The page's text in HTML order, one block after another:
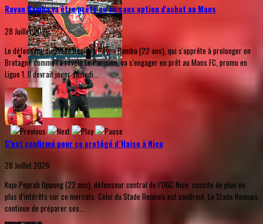
Rayan Bamba va être prêté un an sans option d'achat au Mans
28 Juillet 2026
Le défenseur du Stade Rennais Rayan Bamba (22 ans), qui s'apprête à prolonger en
Bretagne comme l'a révélé Le Parisien, va s'engager en prêt au Mans FC, promu en
Ligue 1. Il devrait jouer samedi...
C’est confirmé pour ce protégé d’Haise à Nice
28 Juillet 2026
Kojo Peprah Oppong (22 ans), défenseur central de l’OGC Nice, suscite de plus en
plus d’intérêts sur ce mercato. Celui du Stade Rennais est confirmé. Le Stade Rennais
continue de préparer ses...